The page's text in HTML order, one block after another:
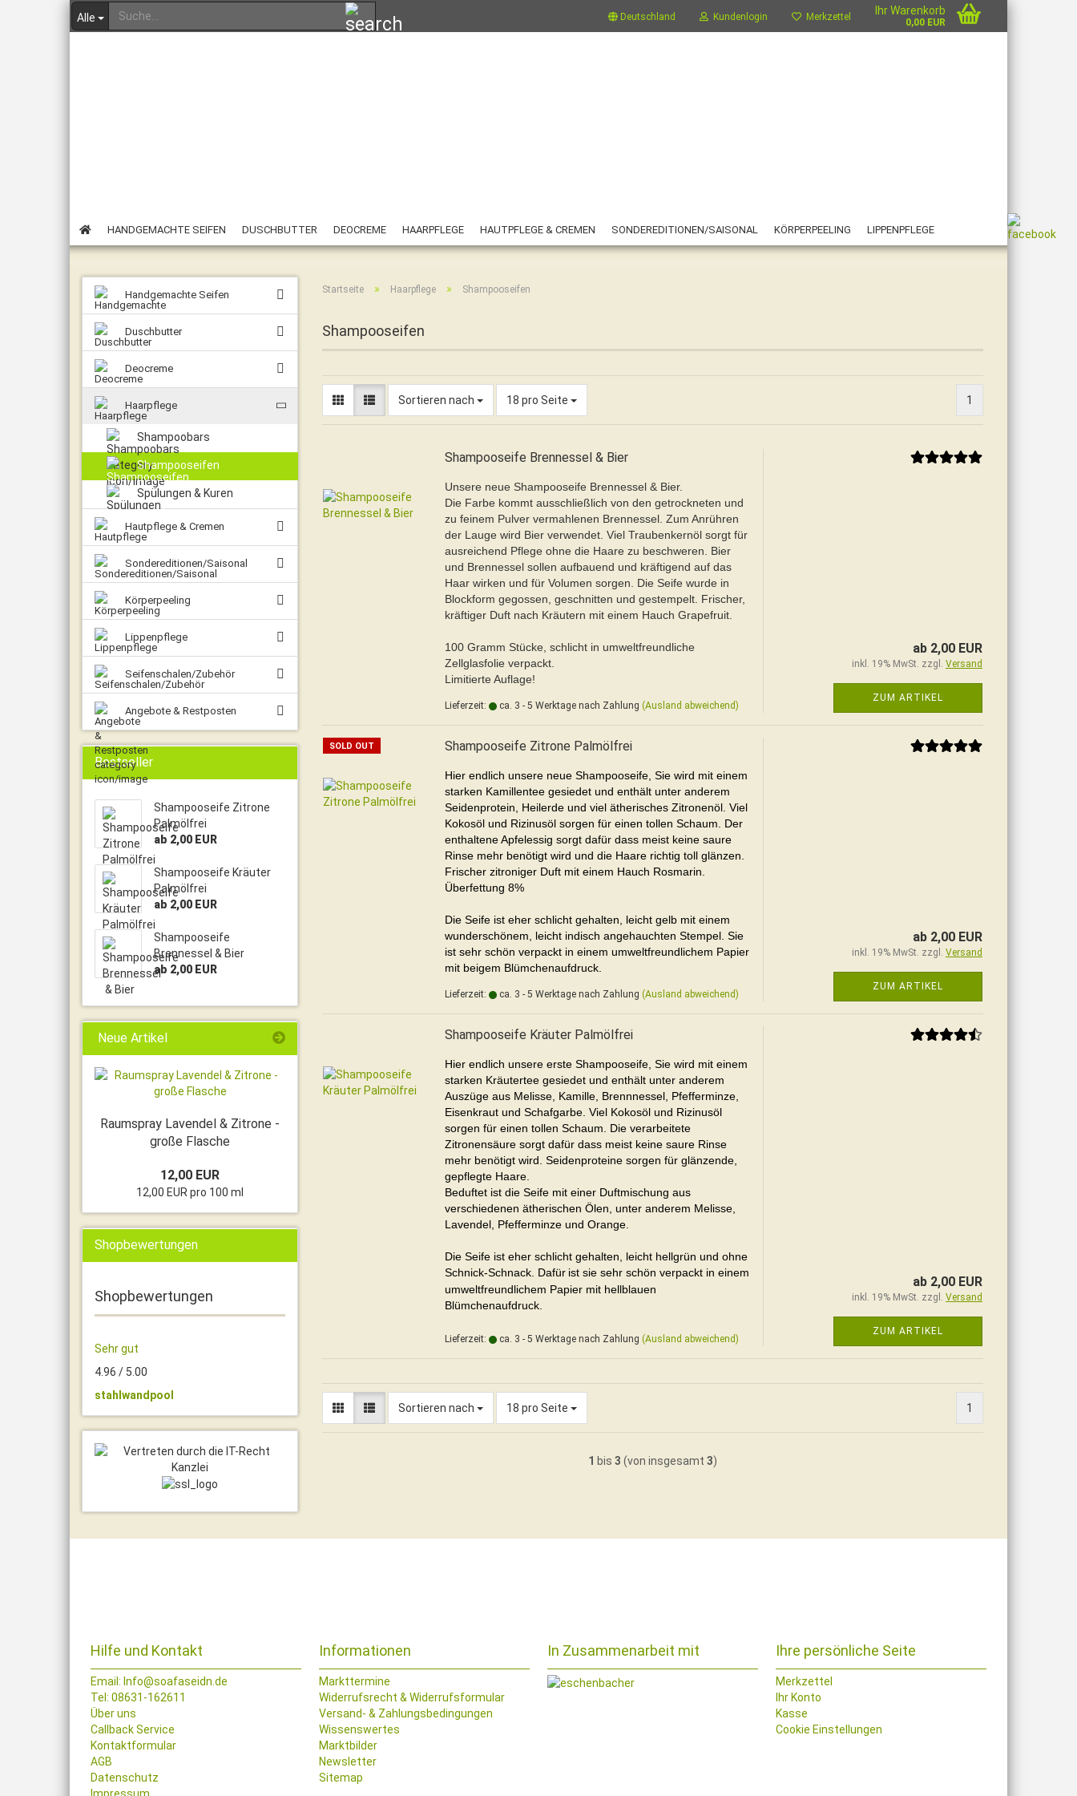
Deutschland Kundenlogin Merkzettel
Alle
Ihr Warenkorb
0,00 EUR
HANDGEMACHTE SEIFEN DUSCHBUTTER DEOCREME HAARPFLEGE HAUTPFLEGE & CREMEN SONDEREDITIONEN/SAISONAL KÖRPERPEELING LIPPENPFLEGE
Startseite » Haarpflege » Shampooseifen
Shampooseifen
Sortieren nach
Sortieren nach 18 pro Seite
pro Seite 1
Shampooseife Brennessel & Bier
Unsere neue Shampooseife Brennessel & Bier.
Die Farbe kommt ausschließlich von den getrockneten und
zu feinem Pulver vermahlenen Brennessel. Zum Anrühren
der Lauge wird Bier verwendet. Viel Traubenkernöl sorgt für
ausreichend Pflege ohne die Haare zu beschweren. Bier
und Brennessel sollen aufbauend und kräftigend auf das
Haar wirken und für Volumen sorgen. Die Seife wurde in
Blockform gegossen, geschnitten und gestempelt. Frischer,
kräftiger Duft nach Kräutern mit einem Hauch Grapefruit.
100 Gramm Stücke, schlicht in umweltfreundliche
Zellglasfolie verpackt.
Limitierte Auflage!
Lieferzeit: ca. 3 - 5 Werktage nach Zahlung (Ausland abweichend)
ab 2,00 EUR
inkl. 19% MwSt. zzgl. Versand
ZUM ARTIKEL
SOLD OUT Shampooseife Zitrone Palmölfrei
Hier endlich unsere neue Shampooseife, Sie wird mit einem
starken Kamillentee gesiedet und enthält unter anderem
Seidenprotein, Heilerde und viel ätherisches Zitronenöl. Viel
Kokosöl und Rizinusöl sorgen für einen tollen Schaum. Der
enthaltene Apfelessig sorgt dafür dass meist keine saure
Rinse mehr benötigt wird und die Haare richtig toll glänzen.
Frischer zitroniger Duft mit einem Hauch Rosmarin.
Überfettung 8%
Die Seife ist eher schlicht gehalten, leicht gelb mit einem
wunderschönem, leicht indisch angehauchten Stempel. Sie
ist sehr schön verpackt in einem umweltfreundlichem Papier
mit beigem Blümchenaufdruck.
Lieferzeit: ca. 3 - 5 Werktage nach Zahlung (Ausland abweichend)
ab 2,00 EUR
inkl. 19% MwSt. zzgl. Versand
ZUM ARTIKEL
Shampooseife Kräuter Palmölfrei
Hier endlich unsere erste Shampooseife, Sie wird mit einem
starken Kräutertee gesiedet und enthält unter anderem
Auszüge aus Melisse, Kamille, Brennnessel, Pfefferminze,
Eisenkraut und Schafgarbe. Viel Kokosöl und Rizinusöl
sorgen für einen tollen Schaum. Die verarbeitete
Zitronensäure sorgt dafür dass meist keine saure Rinse
mehr benötigt wird. Seidenproteine sorgen für glänzende,
gepflegte Haare.
Beduftet ist die Seife mit einer Duftmischung aus
verschiedenen ätherischen Ölen, unter anderem Melisse,
Lavendel, Pfefferminze und Orange.
Die Seife ist eher schlicht gehalten, leicht hellgrün und ohne
Schnick-Schnack. Dafür ist sie sehr schön verpackt in einem
umweltfreundlichem Papier mit hellblauen
Blümchenaufdruck.
Lieferzeit: ca. 3 - 5 Werktage nach Zahlung (Ausland abweichend)
ab 2,00 EUR
inkl. 19% MwSt. zzgl. Versand
ZUM ARTIKEL
Sortieren nach
Sortieren nach 18 pro Seite
pro Seite 1
1 bis 3 (von insgesamt 3)
Handgemachte Seifen
Duschbutter
Deocreme
Haarpflege
Shampoobars
Shampooseifen
Spülungen & Kuren
Hautpflege & Cremen
Sondereditionen/Saisonal
Körperpeeling
Lippenpflege
Seifenschalen/Zubehör
Angebote & Restposten
Bestseller
Shampooseife Zitrone
Palmölfrei
ab 2,00 EUR
Shampooseife Kräuter
Palmölfrei
ab 2,00 EUR
Shampooseife
Brennessel & Bier
ab 2,00 EUR
Neue Artikel
Raumspray Lavendel & Zitrone -
große Flasche
12,00 EUR
12,00 EUR pro 100 ml
Shopbewertungen
Shopbewertungen
Sehr gut
4.96 / 5.00
stahlwandpool
Hilfe und Kontakt
Email: Info@soafaseidn.de
Tel: 08631-162611
Über uns
Callback Service
Kontaktformular
AGB
Datenschutz
Impressum
Informationen
Markttermine
Widerrufsrecht & Widerrufsformular
Versand- & Zahlungsbedingungen
Wissenswertes
Marktbilder
Newsletter
Sitemap
In Zusammenarbeit mit Ihre persönliche Seite
Merkzettel
Ihr Konto
Kasse
Cookie Einstellungen